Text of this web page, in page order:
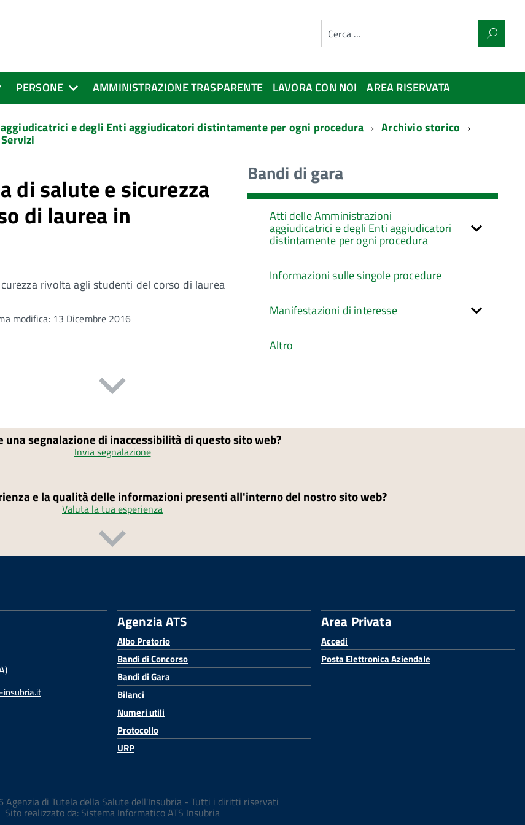
PERSONE AMMINISTRAZIONE TRASPARENTE LAVORA CON NOI AREA RISERVATA
e degli Enti aggiudicatori distintamente per ogni procedura Archivio storico
Servizi
salute e sicurezza
di laurea in
rivolta agli studenti del corso di laurea
modifica: 13 Dicembre 2016
Bandi di gara
Atti delle Amministrazioni
aggiudicatrici e degli Enti aggiudicatori
distintamente per ogni procedura
Informazioni sulle singole procedure
Manifestazioni di interesse
Altro
una segnalazione di inaccessibilità di questo sito web?
Invia segnalazione
e la qualità delle informazioni presenti all'interno del nostro sito web?
Valuta la tua esperienza
Agenzia ATS
Albo Pretorio
Bandi di Concorso
Bandi di Gara
Bilanci
Numeri utili
Protocollo
URP
Area Privata
Accedi
Posta Elettronica Aziendale
Agenzia di Tutela della Salute dell'Insubria - Tutti i diritti riservati
Sito realizzato da: Sistema Informatico ATS Insubria